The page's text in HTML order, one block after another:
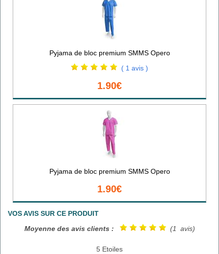
Pyjama de bloc premium SMMS Opero
( 1 avis )
1.90€
Pyjama de bloc premium SMMS Opero
1.90€
VOS AVIS SUR CE PRODUIT
Moyenne des avis clients :
(1 avis)
5 Etoiles